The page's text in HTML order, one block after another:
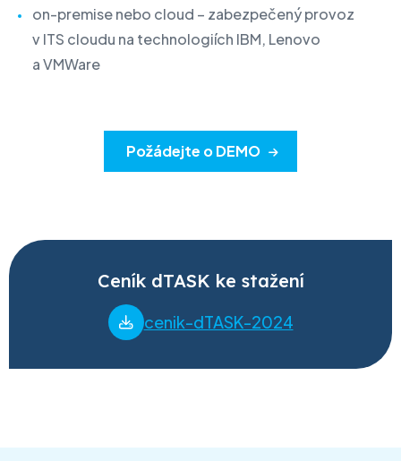
on-premise nebo cloud – zabezpečený provoz
v ITS cloudu na technologiích IBM, Lenovo
a VMWare
Požádejte o DEMO
Ceník dTASK ke stažení
cenik-dTASK-2024